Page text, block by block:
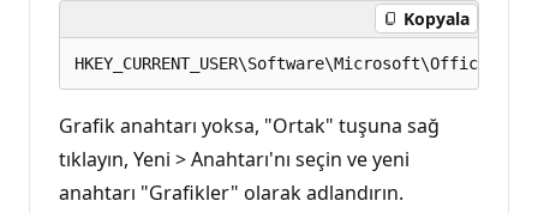
Kopyala
Grafik anahtarı yoksa, "Ortak" tuşuna sağ
tıklayın, Yeni > Anahtarı'nı seçin ve yeni
anahtarı "Grafikler" olarak adlandırın.